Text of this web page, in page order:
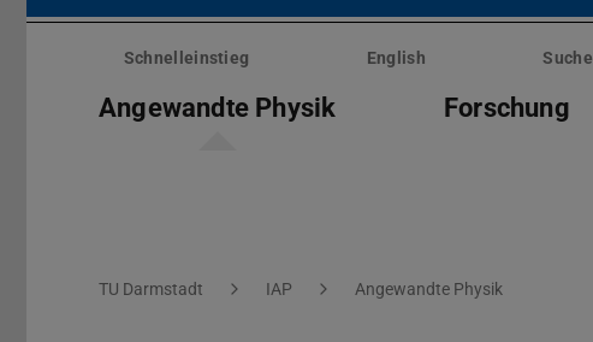
Menü
überspringenSchnelleinstieg English Suche
Angewandte Physik Forschung
Sie befinden sich hier:
TU Darmstadt IAP Angewandte Physik